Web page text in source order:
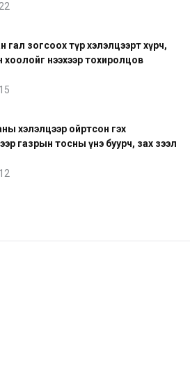
гал зогсоох түр хэлэлцээрт хүрч,
нээхээр тохиролцов
хэлэлцээр ойртсон гэх
газрын тосны үнэ буурч, зах зээл